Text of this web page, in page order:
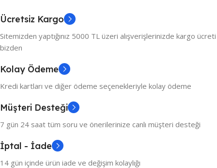
Ücretsiz Kargo
Sitemizden yaptığınız 5000 TL üzeri alışverişlerinizde kargo ücreti
bizden
Kolay Ödeme
Kredi kartları ve diğer ödeme seçenekleriyle kolay ödeme
Müşteri Desteği
7 gün 24 saat tüm soru ve önerilerinize canlı müşteri desteği
İptal - İade
14 gün içinde ürün iade ve değişim kolaylığı